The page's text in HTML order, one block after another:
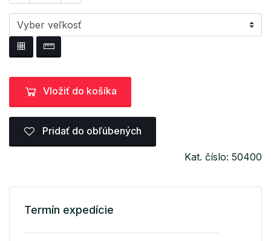
Vložiť do košíka
Pridať do obľúbených
Kat. číslo: 50400
Termín expedície